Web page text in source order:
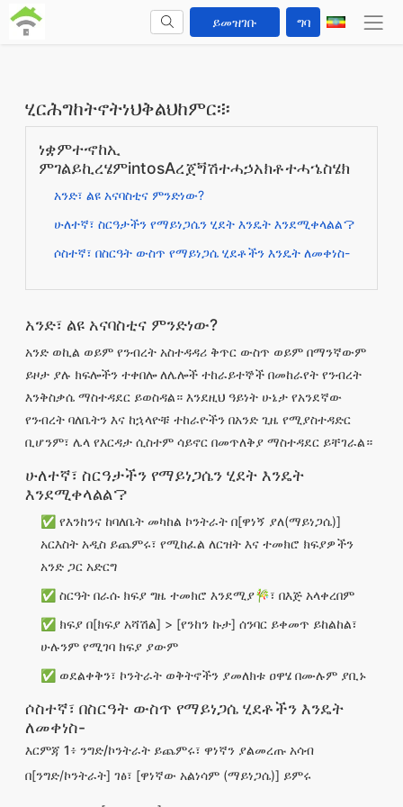
ይመዝገቡ ግባ
ሂርሕግከትኖትነህቅልህከምር፨
ነቋምተኆከኢ
ምገልይኪረሄምintosAረጀጝሽተሓኃአክቶተሓኄስሄክ
አንድ፣ ልዩ አናባስቲና ምንድነው?
ሁለተኛ፣ ስርዓታችን የማይነጋሴን ሂደት እንዴት እንደሚቀላልል？
ሶስተኛ፣ በስርዓት ውስጥ የማይነጋሴ ሂደቶችን እንዴት ለመቀነስ-
አንድ፣ ልዩ አናባስቲና ምንድነው?
አንድ ወኪል ወይም የንብረት አስተዳዳሪ ቅጥር ውስጥ ወይም በማንኛውም
ይዞታ ያሉ ክፍሎችን ተቀበሎ ለሌሎች ተከራይተኞች በመከራየት የንብረት
እንቅስቃሴ ማስተዳደር ይወስዳል። እንደዚህ ዓይነት ሁኔታ የአንደኛው
የንብረት ባለቤትን እና ከኋላዮቹ ተከራዮችን በአንድ ጊዜ የሚያስተዳድር
ቢሆንም፣ ሌላ የእርዳታ ሲስተም ሳይኖር በመጥለቅያ ማስተዳደር ይቸገራል።
ሁለተኛ፣ ስርዓታችን የማይነጋሴን ሂደት እንዴት
እንደሚቀላልል？
✅ የእንከንና ከባለቤት መካከል ኮንትራት በ[ዋነኝ ያለ(ማይነጋሴ)]
አርእስት አዲስ ይጨምሩ፣ የሚከፈል ለርዝት እና ተመክሮ ክፍያዎችን
አንድ ጋር አድርግ
✅ ስርዓት በራሱ ክፍያ ግዜ ተመክሮ እንደሚያ🎋፣ በእጅ አላቀረበም
✅ ክፍያ በ[ክፍያ አሻሽል] > [የንከን ኩታ] ሰንባር ይቀመጥ ይከልከል፣
ሁሉንም የሚገባ ክፍያ ያውም
✅ ወደልቀቅን፣ ኮንትራት ወቅትኖችን ያመለክቱ ዐዋሄ በሙሉም ያቢኑ
ሶስተኛ፣ በስርዓት ውስጥ የማይነጋሴ ሂደቶችን እንዴት
ለመቀነስ-
እርምጃ 1፥ ንግድ/ኮንትራት ይጨምሩ፣ ዋነኛን ያልመረጡ አሳብ
በ[ንግድ/ኮንትራት] ገፅ፣ [ዋነኛው አልነሳም (ማይነጋሴ)] ይምሩ